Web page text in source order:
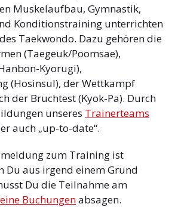
Muskelaufbau, Gymnastik,
Konditionstraining unterrichten
Taekwondo. Dazu gehören die
(Taegeuk/Poomsae),
Kyorugi),
(Hosinsul), der Wettkampf
der Bruchtest (Kyok-Pa). Durch
unseres Trainerteams
auch „up-to-date“.
zum Training ist
Du aus irgend einem Grund
Du die Teilnahme am
Buchungenabsagen.